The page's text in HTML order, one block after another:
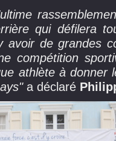
qui défilera
de grandes
compétition
athlète à donner
a déclaré